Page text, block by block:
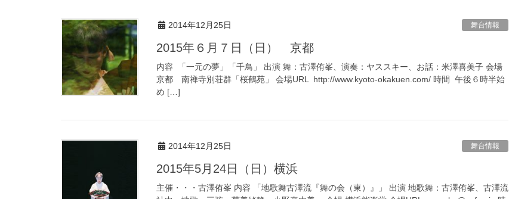
2014年12月25日 舞台情報
2015年６月７日（日） 京都
内容 「一元の夢」「千鳥」 出演 舞：古澤侑峯、演奏：ヤススキー、お話：米澤喜美子 会場
京都 南禅寺別荘群「桜鶴苑」 会場URL http://www.kyoto-okakuen.com/ 時間 午後６時半始
め […]
2014年12月25日 舞台情報
2015年5月24日（日）横浜
主催・・・古澤侑峯 内容 「地歌舞古澤流『舞の会（東）』」 出演 地歌舞：古澤侑峯、古澤流